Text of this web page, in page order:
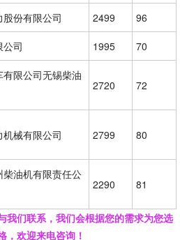
份有限公司 2499 96
司 1995 70
限公司无锡柴油
2720 72
械有限公司 2799 80
柴油机有限责任公
2290 81
我们联系，我们会根据您的需求为您选
，欢迎来电咨询！